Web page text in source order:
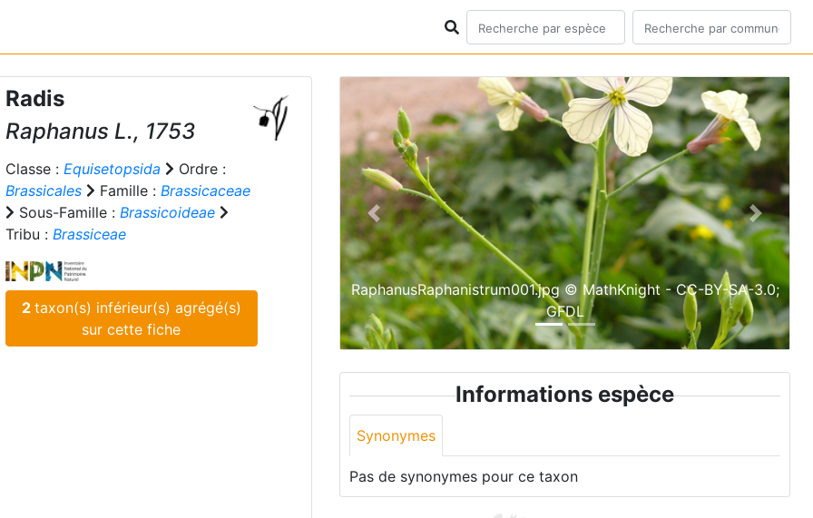
Radis
Raphanus L., 1753
Classe : Equisetopsida
Ordre :
Brassicales
Famille : Brassicaceae
Sous-Famille : Brassicoideae
Tribu : Brassiceae
2 taxon(s) inférieur(s) agrégé(s)
sur cette fiche
RaphanusRaphanistrum001.jpg © MathKnight - CC-BY-SA-3.0;
GFDL
Previous Next
Informations espèce
Synonymes
Pas de synonymes pour ce taxon